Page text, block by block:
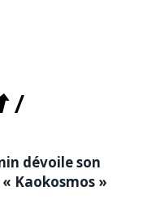
/
dévoile son
Kaokosmos »